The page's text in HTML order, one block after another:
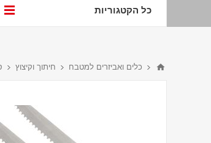
כל הקטגוריות
כלים ואביזרים למטבח חיתוך וקיצוץ